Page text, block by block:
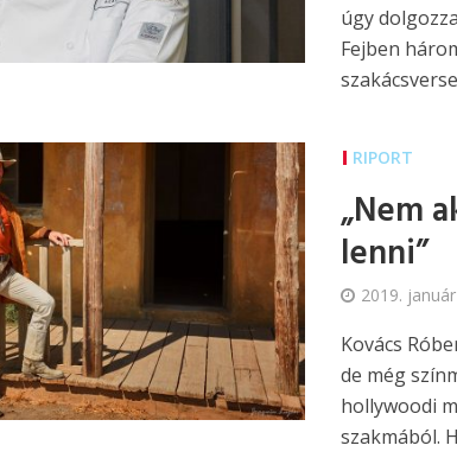
úgy
Fejben
RIPORT
„Nem
lenni”
2019.
Kovács
de még
hollywoodi
szakmából.